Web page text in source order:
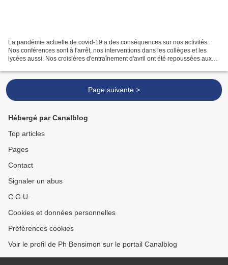
La pandémie actuelle de covid-19 a des conséquences sur nos activités.
Nos conférences sont à l'arrêt, nos interventions dans les collèges et les
lycées aussi. Nos croisières d'entraînement d'avril ont été repoussées aux
Page suivante >
Hébergé par Canalblog
Top articles
Pages
Contact
Signaler un abus
C.G.U.
Cookies et données personnelles
Préférences cookies
Voir le profil de Ph Bensimon sur le portail Canalblog